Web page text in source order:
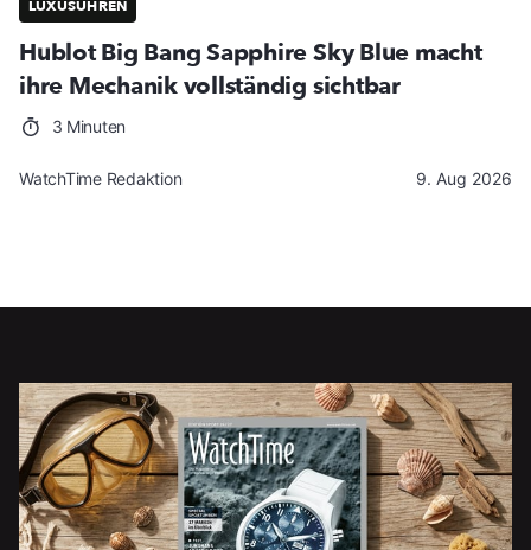
LUXUSUHREN
Hublot Big Bang Sapphire Sky Blue macht
ihre Mechanik vollständig sichtbar
3 Minuten
WatchTime Redaktion 9. Aug 2026